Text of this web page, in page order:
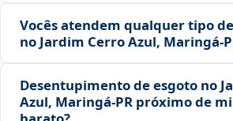
Vocês atendem qualquer tipo
no Jardim Cerro Azul,
Desentupimento de esgoto no
Azul, Maringá‑PR próximo de